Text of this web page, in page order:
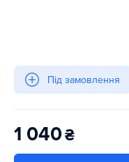
Під замовлення
1 040₴